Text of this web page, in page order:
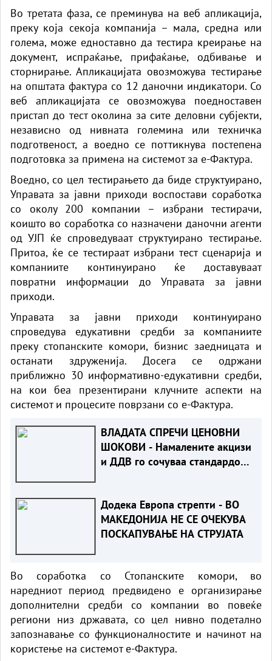
Во третата фаза, се преминува на веб апликација,
преку која секоја компанија – мала, средна или
голема, може едноставно да тестира креирање на
документ, испраќање, прифаќање, одбивање и
сторнирање. Апликацијата овозможува тестирање
на општата фактура со 12 даночни индикатори. Со
веб апликацијата се овозможува поедноставен
пристап до тест околина за сите деловни субјекти,
независно од нивната големина или техничка
подготвеност, а воедно се поттикнува постепена
подготовка за примена на системот за е-Фактура.
Воедно, со цел тестирањето да биде структуирано,
Управата за јавни приходи воспостави соработка
со околу 200 компании – избрани тестирачи,
коишто во соработка со назначени даночни агенти
од УЈП ќе спроведуваат структуирано тестирање.
Притоа, ќе се тестираат избрани тест сценарија и
компаниите континуирано ќе доставуваат
повратни информации до Управата за јавни
приходи.
Управата за јавни приходи континуирано
спроведува едукативни средби за компаниите
преку стопанските комори, бизнис заедницата и
останати здруженија. Досега се одржани
приближно 30 информативно-едукативни средби,
на кои беа презентирани клучните аспекти на
системот и процесите поврзани со е-Фактура.
ВЛАДАТА СПРЕЧИ ЦЕНОВНИ
ШОКОВИ - Намалените акцизи
и ДДВ го сочуваа стандардот
Додека Европа стрепти - ВО
МАКЕДОНИЈА НЕ СЕ ОЧЕКУВА
ПОСКАПУВАЊЕ НА СТРУЈАТА
Во соработка со Стопанските комори, во
наредниот период предвидено е организирање
дополнителни средби со компании во повеќе
региони низ државата, со цел нивно подетално
запознавање со функционалностите и начинот на
користење на системот е-Фактура.